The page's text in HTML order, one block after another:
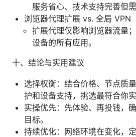
服务省心、技术支持完善但需
浏览器代理扩展 vs. 全局 VPN
扩展代理仅影响浏览器流量
设备的所有应用。
十、结论与实用建议
选择权衡：结合价格、节点质
护和设备支持，挑选最符合你
实操优先：先体验、再投钱，
目标。
持续优化：网络环境在变化，